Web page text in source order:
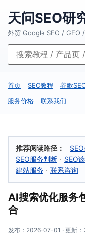
天问SEO研
外贸 Google SEO / GEO
首页 SEO教程 谷歌
服务价格
联系我们
推荐阅读路径：
SEO服务判断 · SEO
建站服务 · 联系咨询
AI搜索优化服务
合
发布：2026-07-01 · 更新